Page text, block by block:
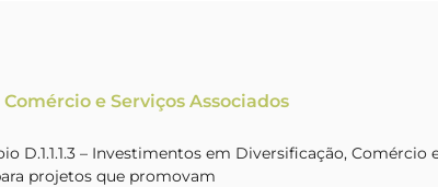
Comércio e Serviços Associados
D.1.1.1.3 – Investimentos em Diversificação, Comércio
projetos que promovam